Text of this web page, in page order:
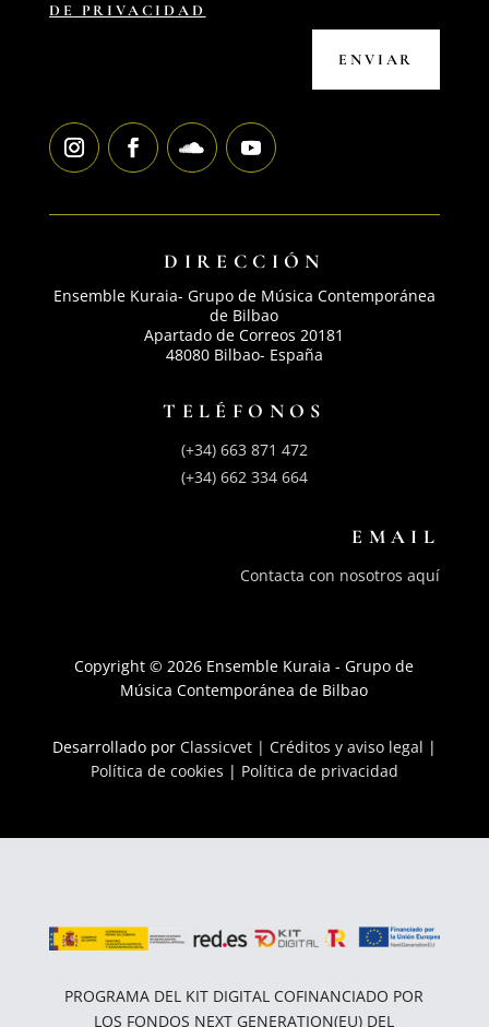
DE PRIVACIDAD
ENVIAR
DIRECCIÓN
Ensemble Kuraia- Grupo de Música Contemporánea
de Bilbao
Apartado de Correos 20181
48080 Bilbao- España
TELÉFONOS
(+34) 663 871 472
(+34) 662 334 664
EMAIL
Contacta con nosotros aquí
Copyright © 2026 Ensemble Kuraia - Grupo de
Música Contemporánea de Bilbao
Desarrollado por Classicvet | Créditos y aviso legal |
Política de cookies | Política de privacidad
PROGRAMA DEL KIT DIGITAL COFINANCIADO POR
LOS FONDOS NEXT GENERATION(EU) DEL